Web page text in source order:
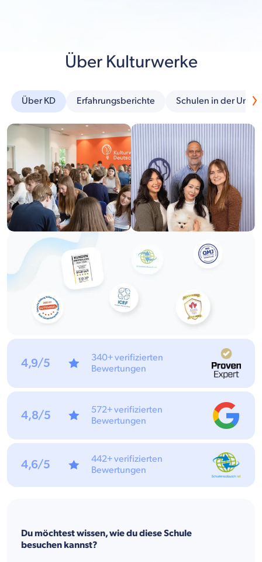
Über Kulturwerke
Über KD Erfahrungsberichte Schulen in der
Du möchtest wissen, wie du diese Schule
besuchen kannst?
4,9/5
340+ verifizierten
Bewertungen
4,8/5
572+ verifizierten
Bewertungen
4,6/5
442+ verifizierten
Bewertungen